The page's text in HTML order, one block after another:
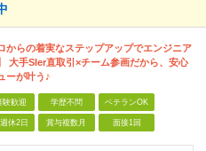
からの着実なステップアップでエンジニア
大手SIer直取引×チーム参画だから、安心
ーが叶う♪
験歓迎 学歴不問 ベテランOK
休2日 賞与複数月 面接1回